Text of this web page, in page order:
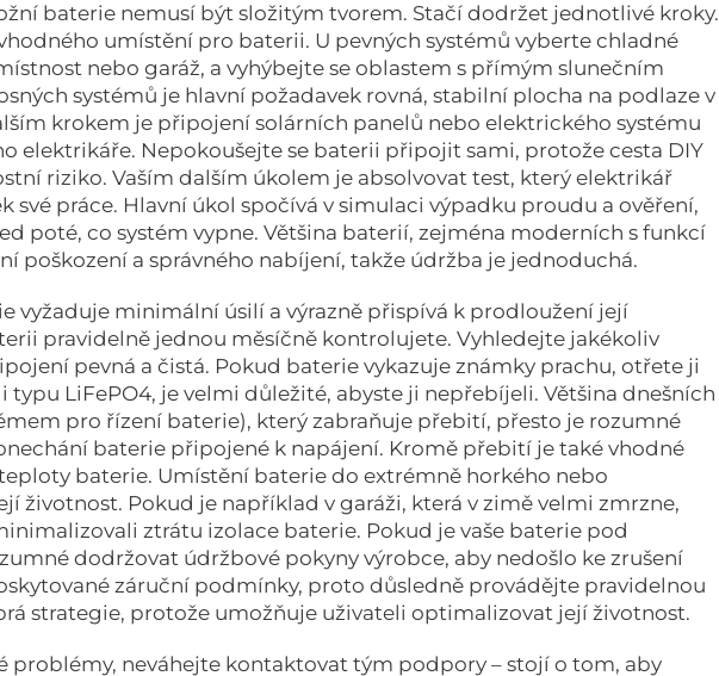
baterie nemusí být složitým tvorem. Stačí dodržet jednotlivé kroky.
umístění pro baterii. U pevných systémů vyberte chladné
nebo garáž, a vyhýbejte se oblastem s přímým slunečním
systémů je hlavní požadavek rovná, stabilní plocha na podlaze v
krokem je připojení solárních panelů nebo elektrického systému
elektrikáře. Nepokoušejte se baterii připojit sami, protože cesta DIY
riziko. Vaším dalším úkolem je absolvovat test, který elektrikář
své práce. Hlavní úkol spočívá v simulaci výpadku proudu a ověření,
poté, co systém vypne. Většina baterií, zejména moderních s funkcí
poškození a správného nabíjení, takže údržba je jednoduchá.
vyžaduje minimální úsilí a výrazně přispívá k prodloužení její
pravidelně jednou měsíčně kontrolujete. Vyhledejte jakékoliv
pevná a čistá. Pokud baterie vykazuje známky prachu, otřete ji
LiFePO4, je velmi důležité, abyste ji nepřebíjeli. Většina dnešních
pro řízení baterie), který zabraňuje přebití, přesto je rozumné
baterie připojené k napájení. Kromě přebití je také vhodné
baterie. Umístění baterie do extrémně horkého nebo
životnost. Pokud je například v garáži, která v zimě velmi zmrzne,
ztrátu izolace baterie. Pokud je vaše baterie pod
dodržovat údržbové pokyny výrobce, aby nedošlo ke zrušení
záruční podmínky, proto důsledně provádějte pravidelnou
strategie, protože umožňuje uživateli optimalizovat její životnost.
problémy, neváhejte kontaktovat tým podpory – stojí o tom, aby